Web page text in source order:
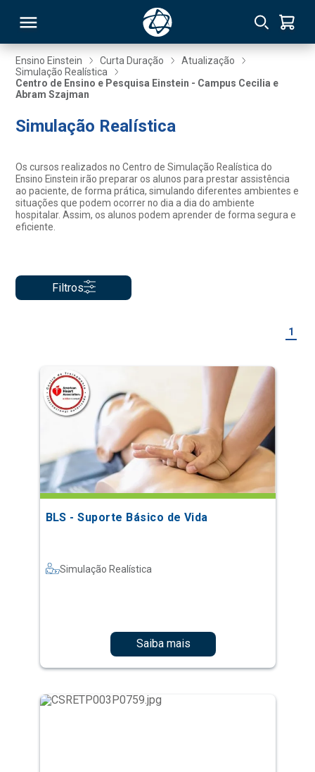
Ensino Einstein Curta Duração
Atualização
Simulação Realística
Centro de Ensino e Pesquisa Einstein - Campus Cecilia e
Abram Szajman
Simulação Realística
Os cursos realizados no Centro de Simulação Realística do
Ensino Einstein irão preparar os alunos para prestar assistência
ao paciente, de forma prática, simulando diferentes ambientes e
situações que podem ocorrer no dia a dia do ambiente
hospitalar. Assim, os alunos podem aprender de forma segura e
eficiente.
Filtros
1
BLS - Suporte Básico de Vida
Simulação Realística
Saiba mais